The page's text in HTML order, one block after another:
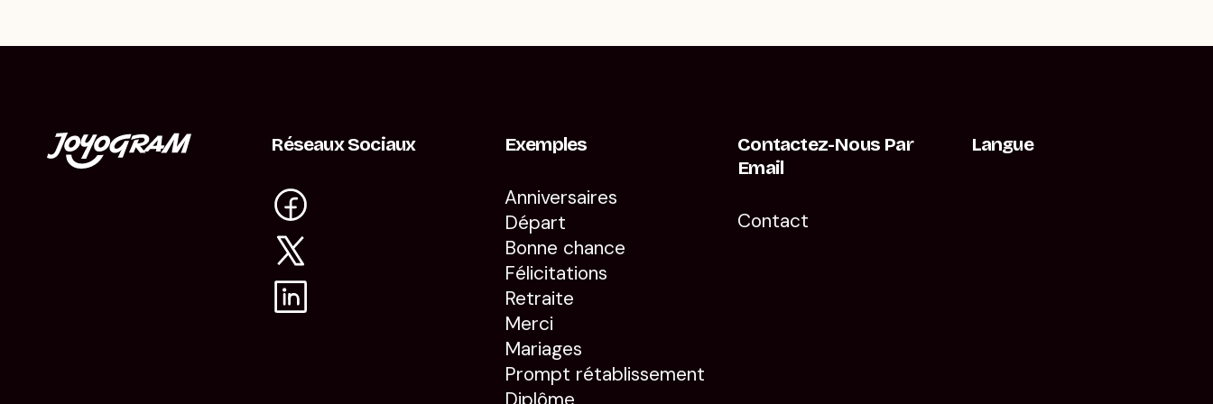
Réseaux Sociaux Exemples
Anniversaires
Départ
Bonne chance
Félicitations
Retraite
Merci
Mariages
Prompt rétablissement
Contactez-Nous Par
Email
Contact
Langue